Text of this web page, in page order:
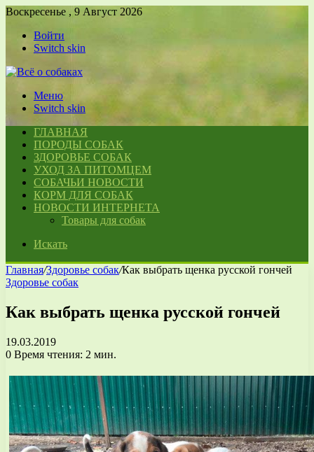
Воскресенье , 9 Август 2026
Войти
Switch skin
Меню
Switch skin
ГЛАВНАЯ
ПОРОДЫ СОБАК
ЗДОРОВЬЕ СОБАК
УХОД ЗА ПИТОМЦЕМ
СОБАЧЬИ НОВОСТИ
КОРМ ДЛЯ СОБАК
НОВОСТИ ИНТЕРНЕТА
Товары для собак
Искать
Главная/Здоровье собак/Как выбрать щенка русской гончей
Здоровье собак
Как выбрать щенка русской гончей
19.03.2019
0 Время чтения: 2 мин.